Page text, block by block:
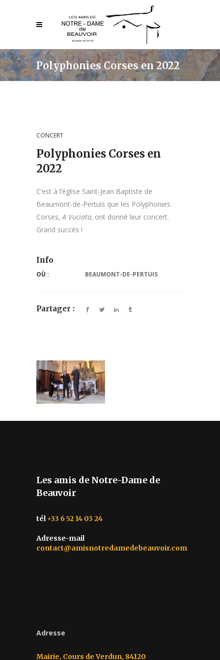
Polyphonies Corses en 2022
CONCERT
Polyphonies Corses en
2022
C’est à l’église Saint-Jean Baptiste de
Beaumont-de-Pertuis que les Polyphonies
Corses,A Vuciata, ont donné leur concert.
Grand succès !
Info
OÙ : BEAUMONT-DE-PERTUIS
Partager :
Les amis de Notre-Dame de
Beauvoir
tél+33 6 52 14 03 24
Adresse-mail
contact@amisnotredamedebeauvoir.com
Adresse
Mairie, Cours de Verdun, 84120